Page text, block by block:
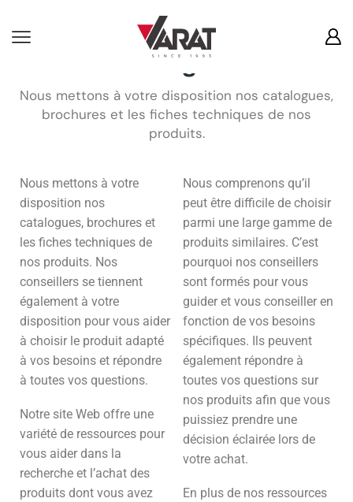
Téléchargement
Nous mettons à votre disposition nos catalogues,
brochures et les fiches techniques de nos
produits.
Nous mettons à votre
disposition nos
catalogues, brochures et
les fiches techniques de
nos produits. Nos
conseillers se tiennent
également à votre
disposition pour vous aider
à choisir le produit adapté
à vos besoins et répondre
à toutes vos questions.
Notre site Web offre une
variété de ressources pour
vous aider dans la
recherche et l’achat des
produits dont vous avez
Nous comprenons qu’il
peut être difficile de choisir
parmi une large gamme de
produits similaires. C’est
pourquoi nos conseillers
sont formés pour vous
guider et vous conseiller en
fonction de vos besoins
spécifiques. Ils peuvent
également répondre à
toutes vos questions sur
nos produits afin que vous
puissiez prendre une
décision éclairée lors de
votre achat.
En plus de nos ressources